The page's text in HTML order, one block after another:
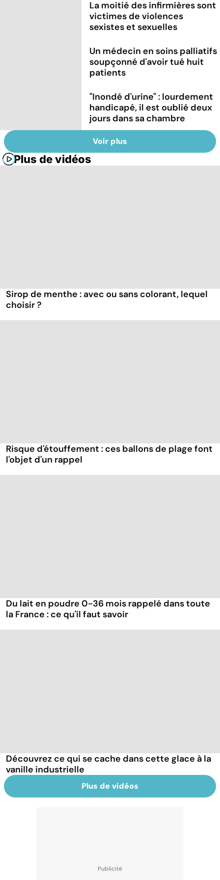
La moitié des infirmières sont
victimes de violences
sexistes et sexuelles
Un médecin en soins palliatifs
soupçonné d'avoir tué huit
patients
"Inondé d'urine" : lourdement
handicapé, il est oublié deux
jours dans sa chambre
Voir plus
Plus de vidéos
Sirop de menthe : avec ou sans colorant, lequel
choisir ?
Risque d'étouffement : ces ballons de plage font
l'objet d'un rappel
Du lait en poudre 0-36 mois rappelé dans toute
la France : ce qu'il faut savoir
Découvrez ce qui se cache dans cette glace à la
vanille industrielle
Plus de vidéos